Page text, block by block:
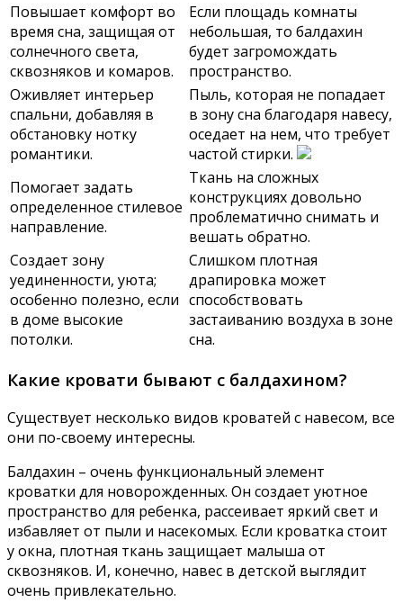
Повышает комфорт во
время сна, защищая от
солнечного света,
сквозняков и комаров.
Если площадь комнаты
небольшая, то балдахин
будет загромождать
пространство.
Оживляет интерьер
спальни, добавляя в
обстановку нотку
романтики.
Пыль, которая не попадает
в зону сна благодаря навесу,
оседает на нем, что требует
частой стирки.
Помогает задать
определенное стилевое
направление.
Ткань на сложных
конструкциях довольно
проблематично снимать и
вешать обратно.
Создает зону
уединенности, уюта;
особенно полезно, если
в доме высокие
потолки.
Слишком плотная
драпировка может
способствовать
застаиванию воздуха в зоне
сна.
Какие кровати бывают с балдахином?
Существует несколько видов кроватей с навесом, все
они по-своему интересны.
Балдахин – очень функциональный элемент
кроватки для новорожденных. Он создает уютное
пространство для ребенка, рассеивает яркий свет и
избавляет от пыли и насекомых. Если кроватка стоит
у окна, плотная ткань защищает малыша от
сквозняков. И, конечно, навес в детской выглядит
очень привлекательно.